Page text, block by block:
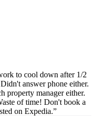
to cool down after 1/2
answer phone either.
property manager either.
of time! Don't book a
on Expedia.”